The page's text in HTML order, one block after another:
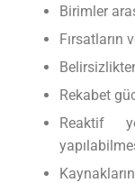
Birimler
Fırsatların
Rekabet
Reaktif